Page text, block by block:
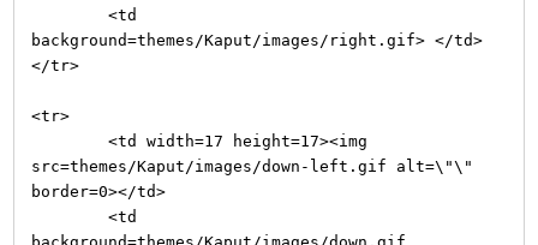
<td
background=themes/Kaput/images/right.gif> </td>
</tr>
<tr>
<td width=17 height=17><img
src=themes/Kaput/images/down-left.gif alt=\"\"
border=0></td>
<td